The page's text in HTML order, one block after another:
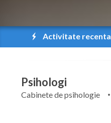
Activitate recenta
Psihologi
Cabinete de psihologie